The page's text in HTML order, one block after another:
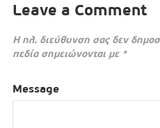
Leave a Comment
Η ηλ. διεύθυνση σας δεν
πεδία σημειώνονται με *
Message